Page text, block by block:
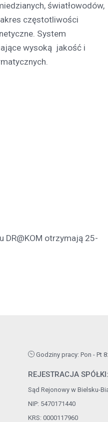
światłowodów,
częstotliwości
System
wysoką jakość i
DR@KOM otrzymają 25-
Godziny pracy: Pon - Pt
REJESTRACJA SPÓŁKI:
Sąd Rejonowy w Bielsku-
NIP: 5470171440
KRS: 0000117960